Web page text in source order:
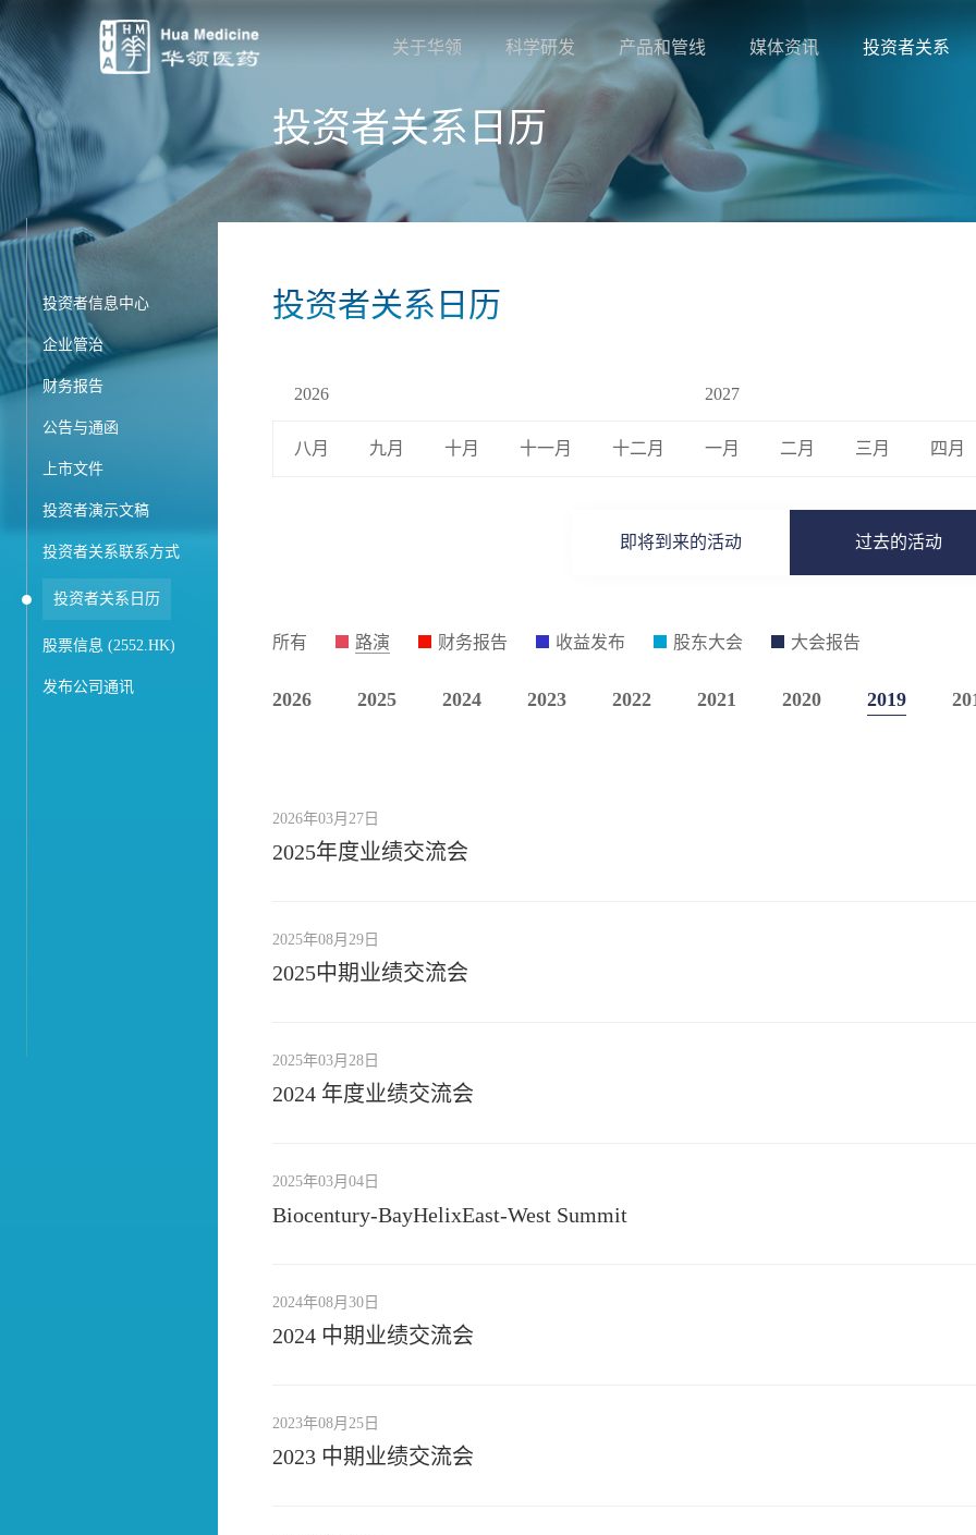
关于华领 科学研发 产品和管线 媒体资讯 投资者关系
投资者关系日历
投资者信息中心
企业管治
财务报告
公告与通函
上市文件
投资者演示文稿
投资者关系联系方式
投资者关系日历
股票信息 (2552.HK)
发布公司通讯
投资者关系日历
2026
八月 九月 十月 十一月 十二月
2027
一月 二月 三月 四月
即将到来的活动 过去的活动
所有 路演 财务报告 收益发布 股东大会 大会报告
2026 2025 2024 2023 2022 2021 2020 2019
2026年03月27日
2025年度业绩交流会
2025年08月29日
2025中期业绩交流会
2025年03月28日
2024 年度业绩交流会
2025年03月04日
Biocentury-BayHelixEast-West Summit
2024年08月30日
2024 中期业绩交流会
2023年08月25日
2023 中期业绩交流会